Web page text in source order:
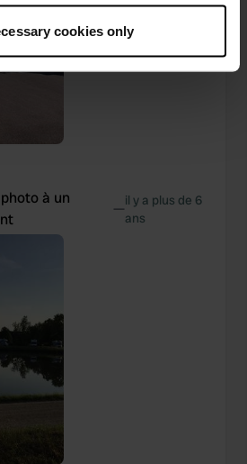
about your geographical location
to within several meters
by actively scanning it for
your personal data is processed
content and ads, to
and to analyse our traffic.
about your use of our site with
cookies only
à un
—il y a plus de 6
ans